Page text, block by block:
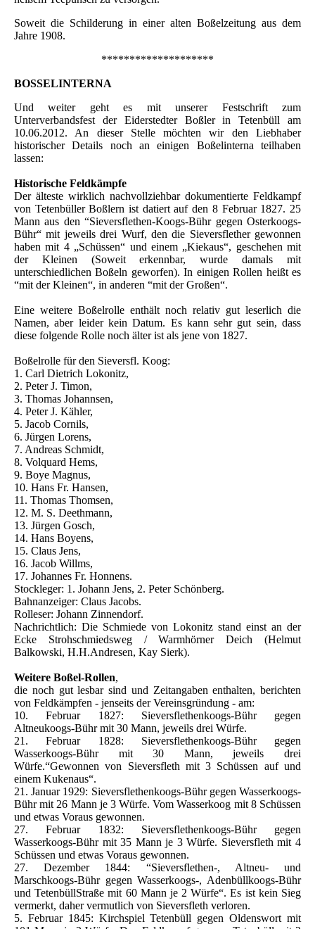
Soweit die Schilderung in einer alten Boßelzeitung aus dem
Jahre 1908.
********************
BOSSELINTERNA
Und weiter geht es mit unserer Festschrift zum
Unterverbandsfest der Eiderstedter Boßler in Tetenbüll am
10.06.2012. An dieser Stelle möchten wir den Liebhaber
historischer Details noch an einigen Boßelinterna teilhaben
lassen:
Historische Feldkämpfe
Der älteste wirklich nachvollziehbar dokumentierte Feldkampf
von Tetenbüller Boßlern ist datiert auf den 8 Februar 1827. 25
Mann aus den “Sieversflethen-Koogs-Bühr gegen Osterkoogs-
Bühr“ mit jeweils drei Wurf, den die Sieversflether gewonnen
haben mit 4 „Schüssen“ und einem „Kiekaus“, geschehen mit
der Kleinen (Soweit erkennbar, wurde damals mit
unterschiedlichen Boßeln geworfen). In einigen Rollen heißt es
“mit der Kleinen“, in anderen “mit der Großen“.
Eine weitere Boßelrolle enthält noch relativ gut leserlich die
Namen, aber leider kein Datum. Es kann sehr gut sein, dass
diese folgende Rolle noch älter ist als jene von 1827.
Boßelrolle für den Sieversfl. Koog:
1. Carl Dietrich Lokonitz,
2. Peter J. Timon,
3. Thomas Johannsen,
4. Peter J. Kähler,
5. Jacob Cornils,
6. Jürgen Lorens,
7. Andreas Schmidt,
8. Volquard Hems,
9. Boye Magnus,
10. Hans Fr. Hansen,
11. Thomas Thomsen,
12. M. S. Deethmann,
13. Jürgen Gosch,
14. Hans Boyens,
15. Claus Jens,
16. Jacob Willms,
17. Johannes Fr. Honnens.
Stockleger: 1. Johann Jens, 2. Peter Schönberg.
Bahnanzeiger: Claus Jacobs.
Rolleser: Johann Zinnendorf.
Nachrichtlich: Die Schmiede von Lokonitz stand einst an der
Ecke Strohschmiedsweg / Warmhörner Deich (Helmut
Balkowski, H.H.Andresen, Kay Sierk).
Weitere Boßel-Rollen,
die noch gut lesbar sind und Zeitangaben enthalten, berichten
von Feldkämpfen - jenseits der Vereinsgründung - am:
10. Februar 1827: Sieversflethenkoogs-Bühr gegen
Altneukoogs-Bühr mit 30 Mann, jeweils drei Würfe.
21. Februar 1828: Sieversflethenkoogs-Bühr gegen
Wasserkoogs-Bühr mit 30 Mann, jeweils drei
Würfe.“Gewonnen von Sieversfleth mit 3 Schüssen auf und
einem Kukenaus“.
21. Januar 1929: Sieversflethenkoogs-Bühr gegen Wasserkoogs-
Bühr mit 26 Mann je 3 Würfe. Vom Wasserkoog mit 8 Schüssen
und etwas Voraus gewonnen.
27. Februar 1832: Sieversflethenkoogs-Bühr gegen
Wasserkoogs-Bühr mit 35 Mann je 3 Würfe. Sieversfleth mit 4
Schüssen und etwas Voraus gewonnen.
27. Dezember 1844: “Sieversflethen-, Altneu- und
Marschkoogs-Bühr gegen Wasserkoogs-, Adenbüllkoogs-Bühr
und TetenbüllStraße mit 60 Mann je 2 Würfe“. Es ist kein Sieg
vermerkt, daher vermutlich von Sieversfleth verloren.
5. Februar 1845: Kirchspiel Tetenbüll gegen Oldenswort mit